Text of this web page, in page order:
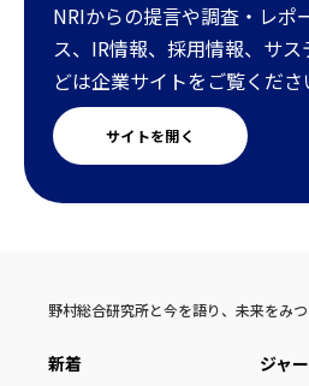
NRIからの提言や調査・レポ
ス、IR情報、採用情報、サ
どは企業サイトをご覧くださ
サイトを開く
野村総合研究所と今を語り、未来をみ
新着 ジャ